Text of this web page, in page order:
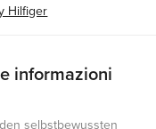
Hilfiger
informazioni
selbstbewussten